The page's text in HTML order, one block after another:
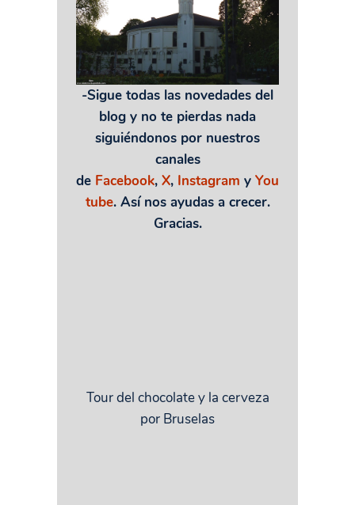
-Sigue todas las novedades del
blog y no te pierdas nada
siguiéndonos por nuestros
canales
de Facebook, X, Instagram y You
tube. Así nos ayudas a crecer.
Gracias.
Tour del chocolate y la cerveza
por Bruselas